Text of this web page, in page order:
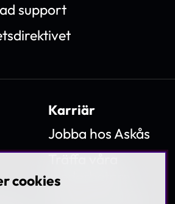
support
Karriär
Jobba hos Askås
medarbetare
cookies